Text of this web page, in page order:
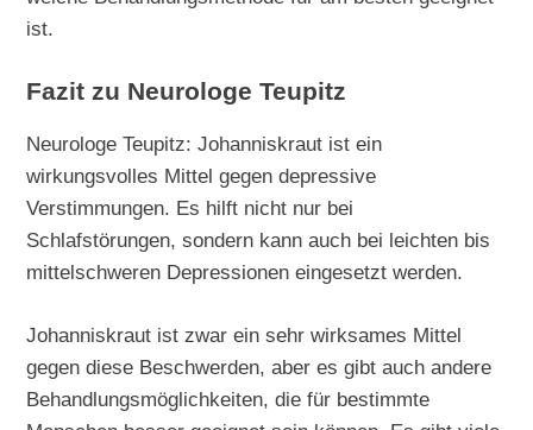
ist.
Fazit zu Neurologe Teupitz
Neurologe Teupitz: Johanniskraut ist ein
wirkungsvolles Mittel gegen depressive
Verstimmungen. Es hilft nicht nur bei
Schlafstörungen, sondern kann auch bei leichten bis
mittelschweren Depressionen eingesetzt werden.
Johanniskraut ist zwar ein sehr wirksames Mittel
gegen diese Beschwerden, aber es gibt auch andere
Behandlungsmöglichkeiten, die für bestimmte